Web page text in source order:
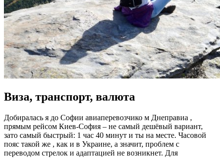
Виза, транспорт, валюта
Добиралась я до Софии авиаперевозчико м Днеправиа ,
прямым рейсом Киев-София – не самый дешёвый вариант,
зато самый быстрый: 1 час 40 минут и ты на месте. Часовой
пояс такой же , как и в Украине, а значит, проблем с
переводом стрелок и адаптацией не возникнет. Для